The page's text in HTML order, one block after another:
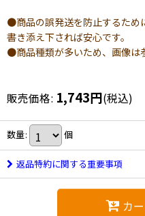
●商品の誤発送を防止するため
書き添え下されば安心です。
●商品種類が多いため、画像は
販売価格: 1,743円(税込)
数量: 個
返品特約に関する重要事項
カ